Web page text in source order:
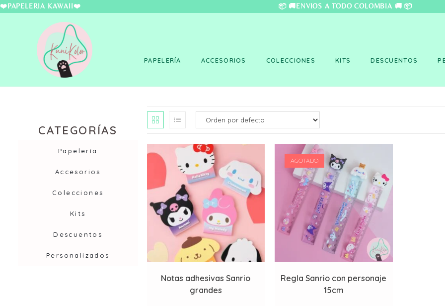
❤️PAPELERÍA KAWAII❤️ 📦 🚚ENVÍOS A
PAPELERÍA ACCESORIOS COLECCIONES KITS DESCUENTOS
CATEGORÍAS
Papelería
Accesorios
Colecciones
Kits
Descuentos
Personalizados
Notas adhesivas Sanrio
grandes
AGOTADO
Regla Sanrio con personaje
15cm